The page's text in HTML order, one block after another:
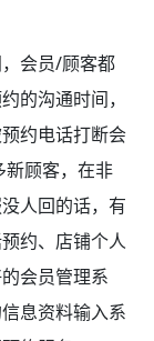
会员/顾客都
的沟通时间，
约电话打断会
新顾客，在非
人回的话，有
约、店铺个人
会员管理系
息资料输入系